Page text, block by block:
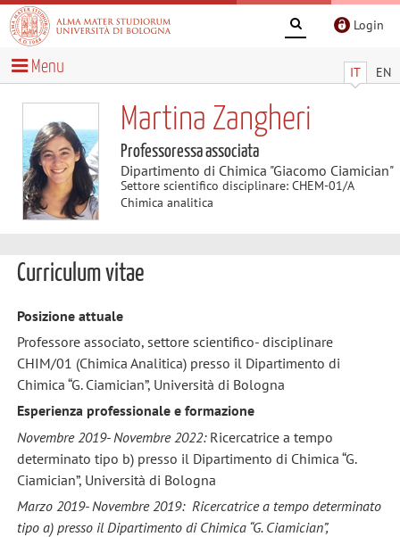
Login
IT EN
Menu
Martina Zangheri
Professoressa associata
Dipartimento di Chimica "Giacomo Ciamician"
Settore scientifico disciplinare: CHEM-01/A
Chimica analitica
Curriculum vitae
Posizione attuale
Professore associato, settore scientifico- disciplinare
CHIM/01 (Chimica Analitica) presso il Dipartimento di
Chimica “G. Ciamician”, Università di Bologna
Esperienza professionale e formazione
Novembre 2019- Novembre 2022: Ricercatrice a tempo
determinato tipo b) presso il Dipartimento di Chimica “G.
Ciamician”, Università di Bologna
Marzo 2019- Novembre 2019: Ricercatrice a tempo determinato
tipo a) presso il Dipartimento di Chimica “G. Ciamician”,